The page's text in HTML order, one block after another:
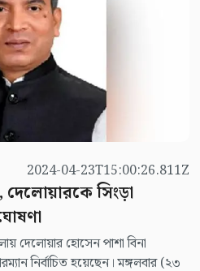
2024-04-23T15:00:26.811Z
দেলোয়ারকে সিংড়া
দেলোয়ার হোসেন পাশা বিনা
নির্বাচিত হয়েছেন। মঙ্গলবার (২৩